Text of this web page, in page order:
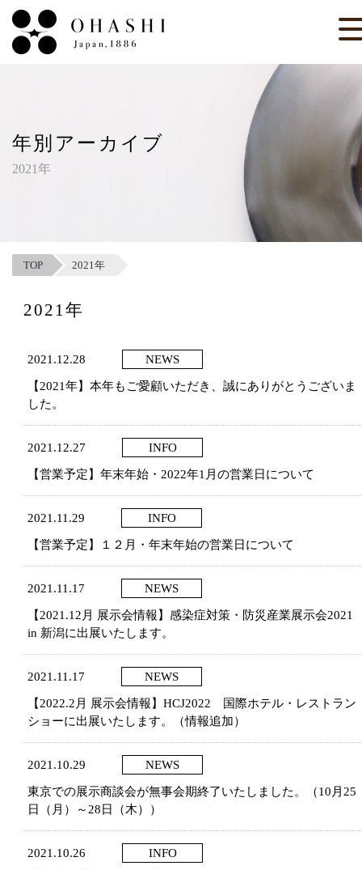
年別アーカイブ
2021年
TOP 2021年
2021年
2021.12.28 NEWS
【2021年】本年もご愛顧いただき、誠にありがとうございま
した。
2021.12.27 INFO
【営業予定】年末年始・2022年1月の営業日について
2021.11.29 INFO
【営業予定】１２月・年末年始の営業日について
2021.11.17 NEWS
【2021.12月 展示会情報】感染症対策・防災産業展示会2021
in 新潟に出展いたします。
2021.11.17 NEWS
【2022.2月 展示会情報】HCJ2022 国際ホテル・レストラン
ショーに出展いたします。（情報追加）
2021.10.29 NEWS
東京での展示商談会が無事会期終了いたしました。（10月25
日（月）～28日（木））
2021.10.26 INFO